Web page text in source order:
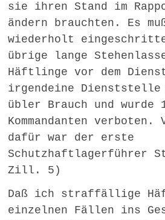
sie ihren Stand im
ändern brauchten. Es
wiederholt
übrige lange
Häftlinge vor dem
irgendeine Dienststelle
übler Brauch und wurde
Kommandanten
dafür war der erste
Schutzhaftlagerführer
Zill. 5)
Daß ich straffällige
einzelnen Fällen ins